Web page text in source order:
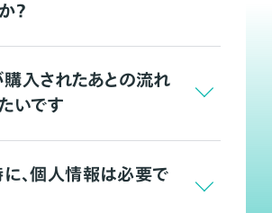
？
入されたあとの流れ
いです
、個人情報は必要で